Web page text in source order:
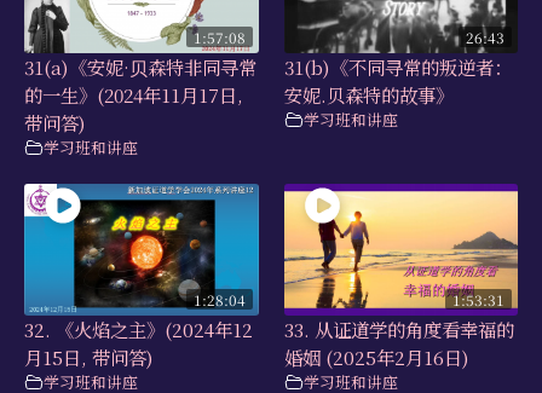
1:57:08
31(a)《安妮·⻉森特非同寻常
的一生》(2024年11月17日,
带问答)
学习班和讲座
26:43
31(b)《不同寻常的叛逆者：
安妮.贝森特的故事》
学习班和讲座
1:28:04
32. 《火焰之主》(2024年12
月15日, 带问答)
学习班和讲座
1:53:31
33. 从证道学的角度看幸福的
婚姻 (2025年2月16日)
学习班和讲座